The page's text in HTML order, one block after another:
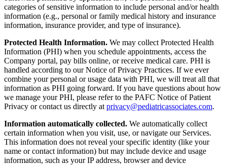
categories of sensitive information to include personal and/or health
information (e.g., personal or family medical history and insurance
information, insurance provider, and type of insurance).
Protected Health Information. We may collect Protected Health
Information (PHI) when you schedule appointments, access the
Company portal, pay bills online, or receive medical care. PHI is
handled according to our Notice of Privacy Practices. If we ever
combine your personal or usage data with PHI, we will treat all that
information as PHI going forward. If you have questions about how
we manage your PHI, please refer to the PAFC Notice of Patient
Privacy or contact us directly at privacy@pediatricassociates.com.
Information automatically collected. We automatically collect
certain information when you visit, use, or navigate our Services.
This information does not reveal your specific identity (like your
name or contact information) but may include device and usage
information, such as your IP address, browser and device